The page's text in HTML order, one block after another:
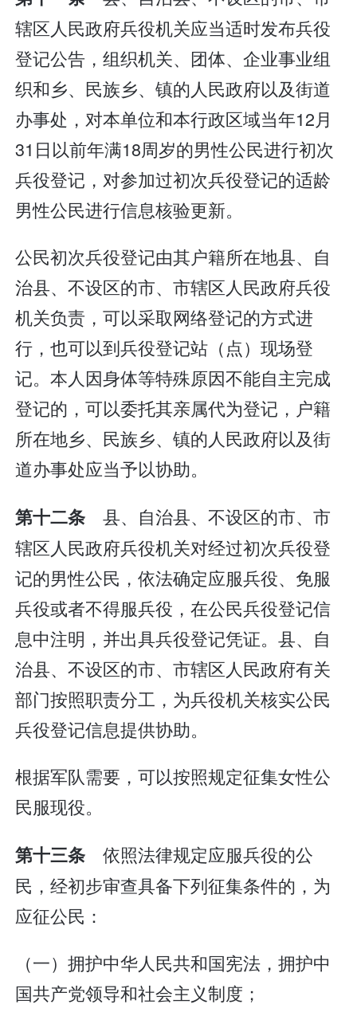
辖区人民政府兵役机关应当适时发布兵役
登记公告，组织机关、团体、企业事业组
织和乡、民族乡、镇的人民政府以及街道
办事处，对本单位和本行政区域当年12月
31日以前年满18周岁的男性公民进行初次
兵役登记，对参加过初次兵役登记的适龄
男性公民进行信息核验更新。
公民初次兵役登记由其户籍所在地县、自
治县、不设区的市、市辖区人民政府兵役
机关负责，可以采取网络登记的方式进
行，也可以到兵役登记站（点）现场登
记。本人因身体等特殊原因不能自主完成
登记的，可以委托其亲属代为登记，户籍
所在地乡、民族乡、镇的人民政府以及街
道办事处应当予以协助。
第十二条 县、自治县、不设区的市、市
辖区人民政府兵役机关对经过初次兵役登
记的男性公民，依法确定应服兵役、免服
兵役或者不得服兵役，在公民兵役登记信
息中注明，并出具兵役登记凭证。县、自
治县、不设区的市、市辖区人民政府有关
部门按照职责分工，为兵役机关核实公民
兵役登记信息提供协助。
根据军队需要，可以按照规定征集女性公
民服现役。
第十三条 依照法律规定应服兵役的公
民，经初步审查具备下列征集条件的，为
应征公民：
（一）拥护中华人民共和国宪法，拥护中
国共产党领导和社会主义制度；